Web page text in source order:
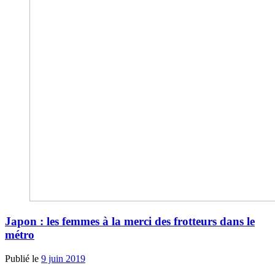
Japon : les femmes à la merci des frotteurs dans le
métro
Publié le 9 juin 2019